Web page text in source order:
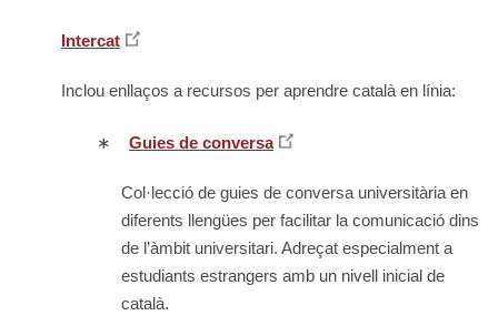
Intercat
Inclou enllaços a recursos per aprendre català en línia:
∗ Guies de conversa
Col·lecció de guies de conversa universitària en
diferents llengües per facilitar la comunicació dins
de l’àmbit universitari. Adreçat especialment a
estudiants estrangers amb un nivell inicial de
català.